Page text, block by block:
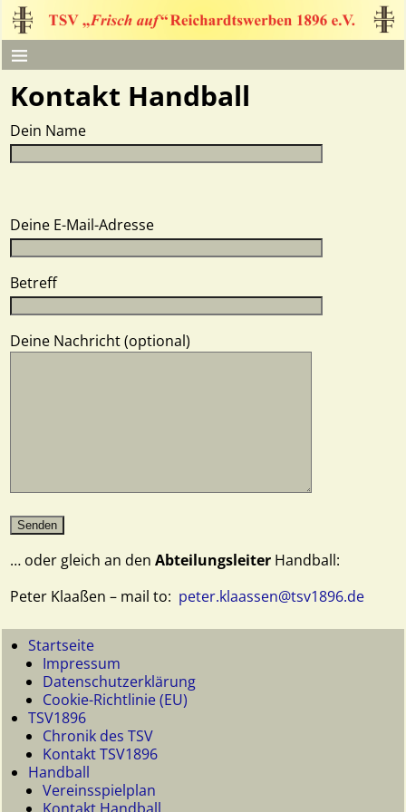
Kontakt Handball
Dein Name
Deine E-Mail-Adresse
Betreff
Deine Nachricht (optional)
… oder gleich an denAbteilungsleiter Handball:
Peter Klaaßen – mail to: peter.klaassen@tsv1896.de
Startseite
Impressum
Datenschutzerklärung
Cookie-Richtlinie (EU)
TSV1896
Chronik des TSV
Kontakt TSV1896
Handball
Vereinsspielplan